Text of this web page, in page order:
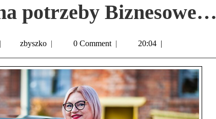
potrzeby Biznesowe…
| zbyszko | 0 Comment | 20:04 |